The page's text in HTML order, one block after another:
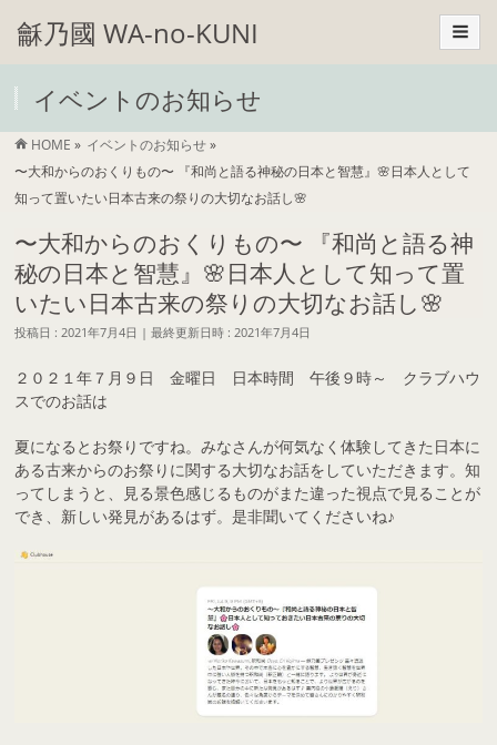
龢乃國 WA-no-KUNI
イベントのお知らせ
HOME » イベントのお知らせ»
〜大和からのおくりもの〜 『和尚と語る神秘の日本と智慧』🌸日本人として
知って置いたい日本古来の祭りの大切なお話し🌸
〜大和からのおくりもの〜 『和尚と語る神
秘の日本と智慧』🌸日本人として知って置
いたい日本古来の祭りの大切なお話し🌸
投稿日 : 2021年7月4日 最終更新日時 : 2021年7月4日
２０２１年７月９日 金曜日 日本時間 午後９時～ クラブハウ
スでのお話は
夏になるとお祭りですね。みなさんが何気なく体験してきた日本に
ある古来からのお祭りに関する大切なお話をしていただきます。知
ってしまうと、見る景色感じるものがまた違った視点で見ることが
でき、新しい発見があるはず。是非聞いてくださいね♪